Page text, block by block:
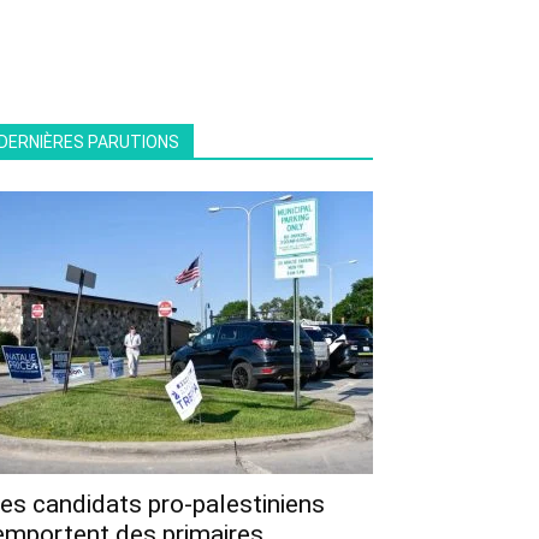
PARUTIONS
candidats pro-palestiniens